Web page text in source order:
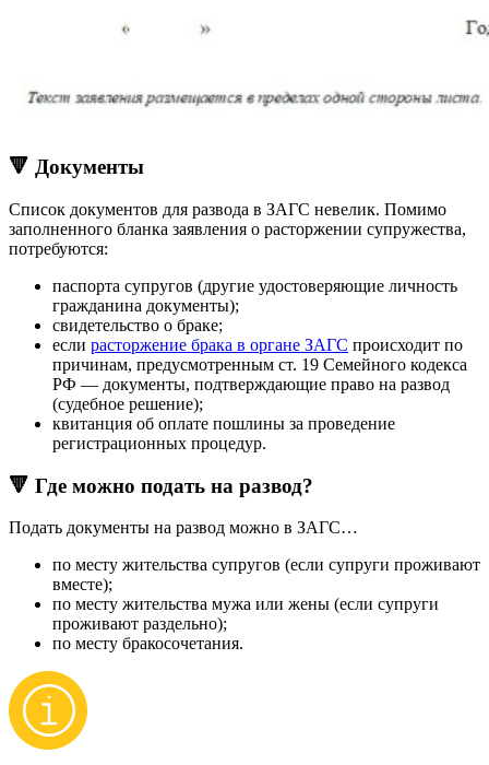
🔻 Документы
Список документов для развода в ЗАГС невелик. Помимо
заполненного бланка заявления о расторжении супружества,
потребуются:
паспорта супругов (другие удостоверяющие личность
гражданина документы);
свидетельство о браке;
если расторжение брака в органе ЗАГС происходит по
причинам, предусмотренным ст. 19 Семейного кодекса
РФ — документы, подтверждающие право на развод
(судебное решение);
квитанция об оплате пошлины за проведение
регистрационных процедур.
🔻 Где можно подать на развод?
Подать документы на развод можно в ЗАГС…
по месту жительства супругов (если супруги проживают
вместе);
по месту жительства мужа или жены (если супруги
проживают раздельно);
по месту бракосочетания.